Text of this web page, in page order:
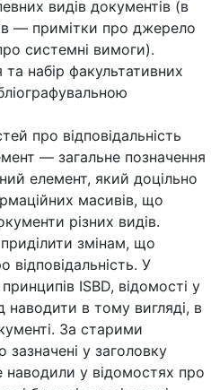
видів документів (в
— примітки про джерело
системні вимоги).
та набір факультативних
про відповідальність
— загальне позначення
елемент, який доцільно
масивів, що
різних видів.
змінам, що
У
ISBD, відомості у
наводити в тому вигляді, в
За старими
у заголовку
наводили у відомостях про